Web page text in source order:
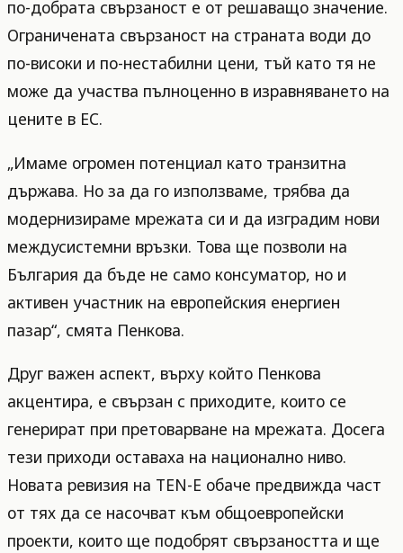
по-добрата свързаност е от решаващо значение.
Ограничената свързаност на страната води до
по-високи и по-нестабилни цени, тъй като тя не
може да участва пълноценно в изравняването на
цените в ЕС.
„Имаме огромен потенциал като транзитна
държава. Но за да го използваме, трябва да
модернизираме мрежата си и да изградим нови
междусистемни връзки. Това ще позволи на
България да бъде не само консуматор, но и
активен участник на европейския енергиен
пазар“, смята Пенкова.
Друг важен аспект, върху който Пенкова
акцентира, е свързан с приходите, които се
генерират при претоварване на мрежата. Досега
тези приходи оставаха на национално ниво.
Новата ревизия на TEN-E обаче предвижда част
от тях да се насочват към общоевропейски
проекти, които ще подобрят свързаността и ще